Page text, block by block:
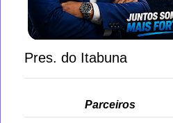
Pres. do Itabuna
Parceiros